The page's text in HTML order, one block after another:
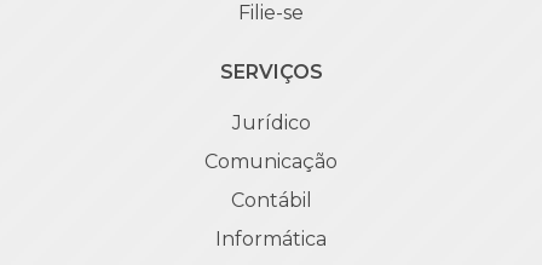
Filie-se
SERVIÇOS
Jurídico
Comunicação
Contábil
Informática